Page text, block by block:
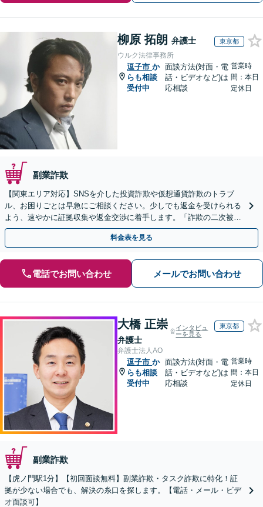
柳原 拓朗 弁護士 東京都
ウルク法律事務所
逗子市 か
らも相談
受付中
面談方法(対面・電
話・ビデオなど)は
応相談
営業時
間：本日
定休日
副業詐欺
【関東エリア対応】SNSを介した投資詐欺や仮想通貨詐欺のトラブ
ル、お困りごとは早急にご相談ください。少しでも返金を受けられる
よう、速やかに証拠収集や返金交渉に着手します。「詐欺の二次被
害」のご相談も対応します【初回相談無料】【Web相談可】
料金表を見る
電話でお問い合わせ メールでお問い合わせ
大橋 正崇
弁護士
インタビュ
ーを見る
東京都
弁護士法人AO
逗子市 か
らも相談
受付中
面談方法(対面・電
話・ビデオなど)は
応相談
営業時
間：本日
定休日
副業詐欺
【虎ノ門駅1分】【初回面談無料】副業詐欺・タスク詐欺に特化！証
拠が少ない場合でも、解決の糸口を探します。【電話・メール・ビデ
オ面談可】